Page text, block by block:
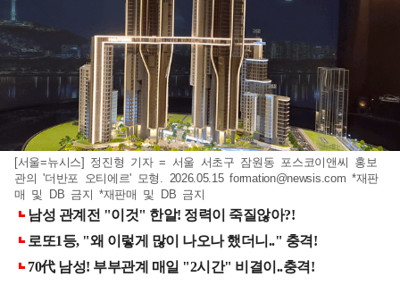
[서울=뉴시스] 정진형 기자 = 서울 서초구 잠원동 포스코이앤씨 홍보
관의 '더반포 오티에르' 모형. 2026.05.15formation@newsis.com *재판
매 및 DB 금지 *재판매 및 DB 금지